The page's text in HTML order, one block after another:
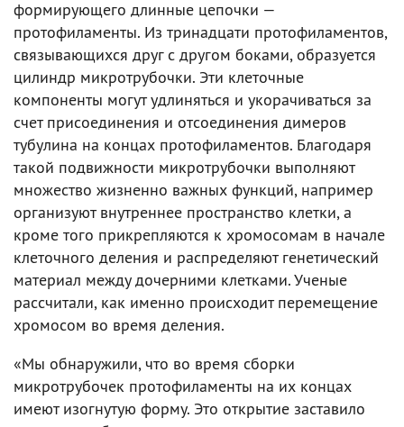
формирующего длинные цепочки —
протофиламенты. Из тринадцати протофиламентов,
связывающихся друг с другом боками, образуется
цилиндр микротрубочки. Эти клеточные
компоненты могут удлиняться и укорачиваться за
счет присоединения и отсоединения димеров
тубулина на концах протофиламентов. Благодаря
такой подвижности микротрубочки выполняют
множество жизненно важных функций, например
организуют внутреннее пространство клетки, а
кроме того прикрепляются к хромосомам в начале
клеточного деления и распределяют генетический
материал между дочерними клетками. Ученые
рассчитали, как именно происходит перемещение
хромосом во время деления.
«Мы обнаружили, что во время сборки
микротрубочек протофиламенты на их концах
имеют изогнутую форму. Это открытие заставило